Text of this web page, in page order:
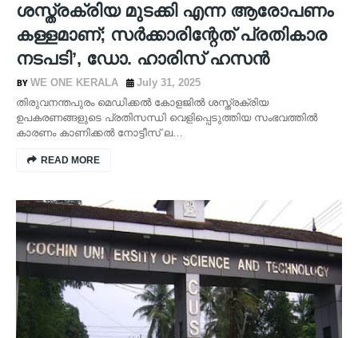
ശസ്ത്രക്രിയ മുടക്കി എന്ന ആരോപണം
കള്ളമാണ്; സർക്കാരിന്റേത് പ്രതികാര
നടപടി’, ഡോ. ഹാരിസ് ഹസൻ
WE ONE KERALA
July 31, 2025
തിരുവനന്തപുരം മെഡിക്കൽ കോളജിൽ ശസ്ത്രക്രിയ
ഉപകരണങ്ങളുടെ പ്രതിസന്ധി വെളിപ്പെടുത്തിയ സംഭവത്തിൽ
കാരണം കാണിക്കൽ നോട്ടീസ് ല…
READ MORE